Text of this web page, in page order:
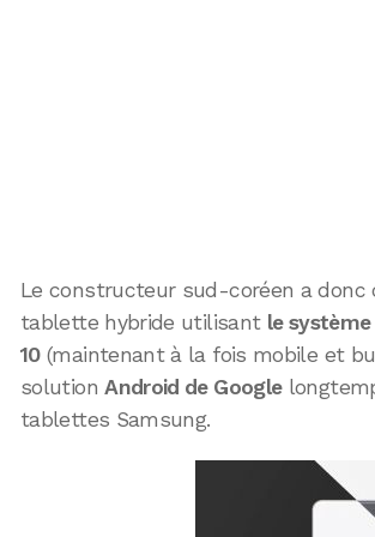
Le constructeur sud-coréen a donc
tablette hybride utilisant le
10(maintenant à la fois mobile et
solutionAndroid de Google
tablettes Samsung.